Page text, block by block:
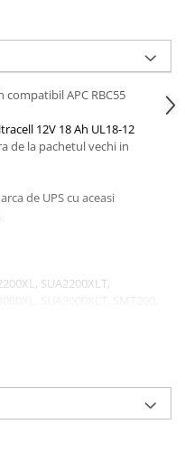
compatibil APC RBC55
12V 18 Ah UL18-12
de la pachetul vechi in
de UPS cu aceasi
SUA2200XLT,
SUA2200X115,
NETPKG, SUA2200UXICH,